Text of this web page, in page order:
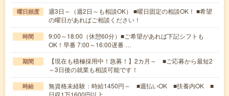
曜日頻度
週3日～（週2日～も相談OK） ■曜日固定の相談OK！ ■希望
の曜日があればご相談ください！
時間
9:00～18:00（休憩60分）■ご希望があれば下記シフトも
OK！早番 7:00～16:00遅番 …
期間
【現在も積極採用中！急募！】2カ月～ ■ご応募から最短2
～3日後の就業も相談可能です！
時給
無資格未経験：時給1450円～ ■週払いOK ■扶養内OK ■